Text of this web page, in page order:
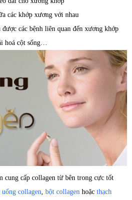
các khớp xương với nhau
các bệnh liên quan đến xương khớp
hoá cột sống…
cung cấp collagen từ bên trong cực tốt
uống collagen, bột collagen hoặc thạch